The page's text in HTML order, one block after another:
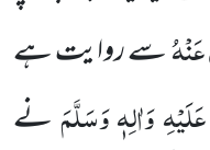
سے روایت ہے
وَاٰلِہٖ وَسَلَّمَنے